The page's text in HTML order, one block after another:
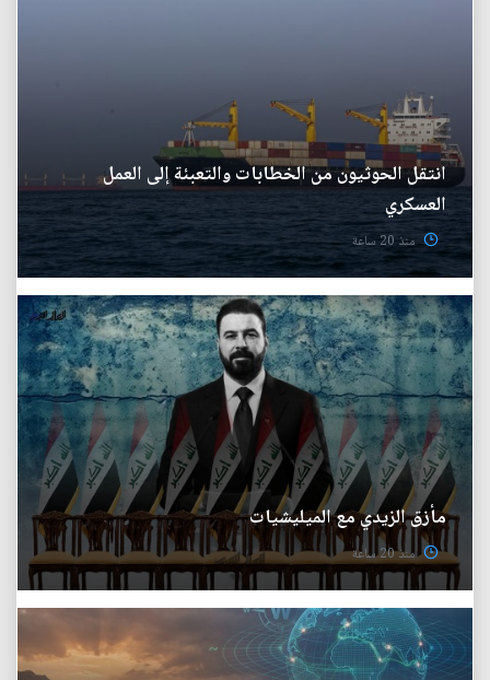
انتقل الحوثيون من الخطابات والتعبئة إلى العمل
العسكري
منذ 20 ساعة
مأزق الزيدي مع الميليشيات
منذ 20 ساعة